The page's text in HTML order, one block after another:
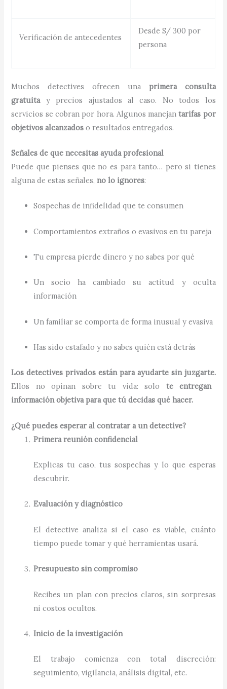
Verificación de antecedentes
Desde S/ 300 por
persona
Muchos detectives ofrecen una primera consulta
gratuita y precios ajustados al caso. No todos los
servicios se cobran por hora. Algunos manejantarifas por
objetivos alcanzados o resultados entregados.
Señales de que necesitas ayuda profesional
Puede que pienses que no es para tanto… pero si tienes
alguna de estas señales,no lo ignores:
Sospechas de infidelidad que te consumen
Comportamientos extraños o evasivos en tu pareja
Tu empresa pierde dinero y no sabes por qué
Un socio ha cambiado su actitud y oculta
información
Un familiar se comporta de forma inusual y evasiva
Has sido estafado y no sabes quién está detrás
Los detectives privados están para ayudarte sin juzgarte.
Ellos no opinan sobre tu vida: solo te entregan
información objetiva para que tú decidas qué hacer.
¿Qué puedes esperar al contratar a un detective?
Primera reunión confidencial
Explicas tu caso, tus sospechas y lo que esperas
descubrir.
Evaluación y diagnóstico
El detective analiza si el caso es viable, cuánto
tiempo puede tomar y qué herramientas usará.
Presupuesto sin compromiso
Recibes un plan con precios claros, sin sorpresas
ni costos ocultos.
Inicio de la investigación
El trabajo comienza con total discreción:
seguimiento, vigilancia, análisis digital, etc.